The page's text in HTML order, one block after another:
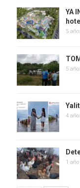
YA
5
5
4
1